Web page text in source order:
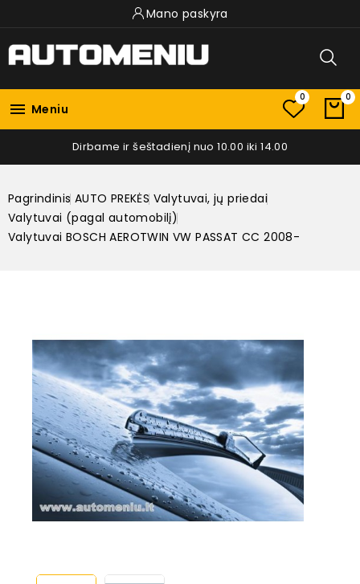
Mano paskyra
 Meniu
0 0
Dirbame ir šeštadienį nuo 10.00 iki 14.00
Pagrindinis AUTO PREKĖS Valytuvai, jų priedai
Valytuvai (pagal automobilį)
Valytuvai BOSCH AEROTWIN VW PASSAT CC 2008-